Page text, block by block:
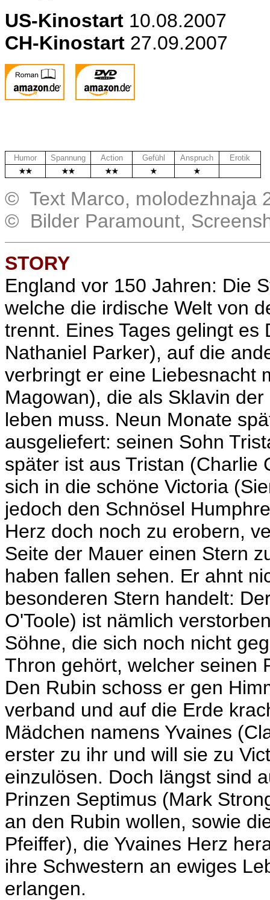
US-Kinostart 10.08.2007
CH-Kinostart 27.09.2007
Humor Spannung Action Gefühl Anspruch
Erotik
© Text Marco, molodezhnaja
© Bilder Paramount,
STORY
England vor 150 Jahren: Die
welche die irdische Welt von
trennt. Eines Tages gelingt
Nathaniel Parker), auf die
verbringt er eine Liebesnacht
Magowan), die als Sklavin
leben muss. Neun Monate
ausgeliefert: seinen Sohn
später ist aus Tristan (Charlie
sich in die schöne Victoria
jedoch den Schnösel
Herz doch noch zu erobern,
Seite der Mauer einen Stern
haben fallen sehen. Er ahnt
besonderen Stern handelt:
O'Toole) ist nämlich
Söhne, die sich noch nicht
Thron gehört, welcher seinen
Den Rubin schoss er gen
verband und auf die Erde
Mädchen namens Yvaines
erster zu ihr und will sie zu
einzulösen. Doch längst sind
Prinzen Septimus (Mark
an den Rubin wollen, sowie
Pfeiffer), die Yvaines Herz
ihre Schwestern an ewiges
erlangen.